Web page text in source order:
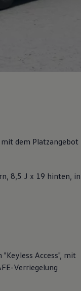
dem Platzangebot
8,5 J x 19 hinten, in
Access", mit
Verriegelung